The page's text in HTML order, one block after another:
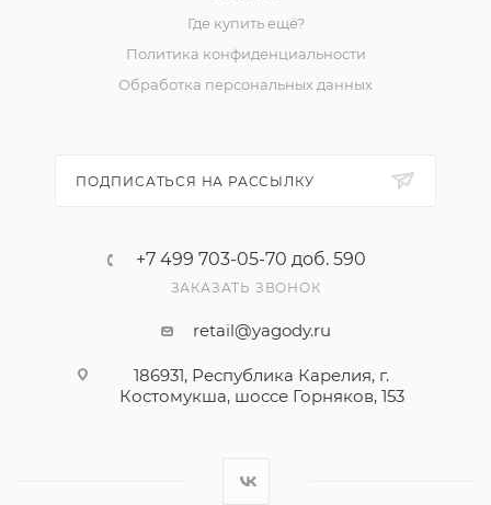
Где купить ещё?
Политика конфиденциальности
Обработка персональных данных
ПОДПИСАТЬСЯ НА РАССЫЛКУ
+7 499 703-05-70 доб. 590
ЗАКАЗАТЬ ЗВОНОК
retail@yagody.ru
186931, Республика Карелия, г.
Костомукша, шоссе Горняков, 153